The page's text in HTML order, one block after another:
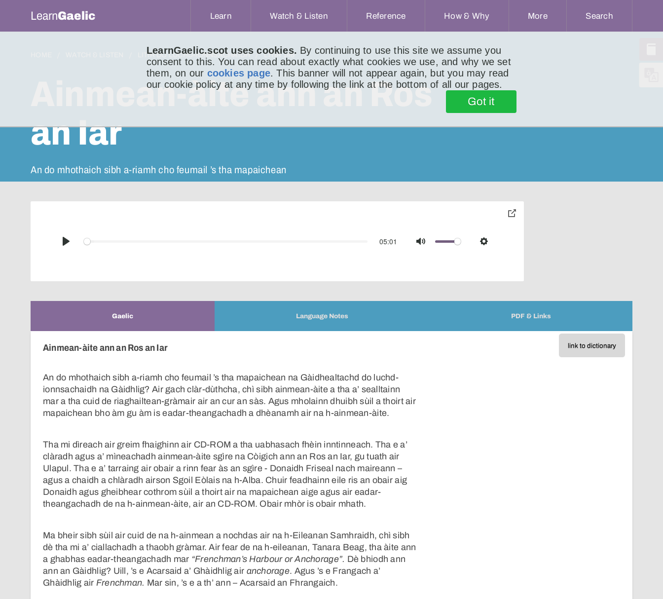
LearnGaelic.scot uses cookies. By continuing to use this site we assume you
consent to this. You can read about exactly what cookies we use, and why we set
them, on our cookies page. This banner will not appear again, but you may read
our cookie policy at any time by following the link at the bottom of all our pages.
Got it
LearnGaelic Learn Watch & Listen Reference How & Why More Search
LITIR DO LUCHD-IONNSACHAIDH LITIR 146
Ainmean-àite ann an Ros
an Iar
An do mhothaich sibh a-riamh cho feumail ’s tha mapaichean
Play
05:01
Mute Settings
toggle
Gaelic Language Notes PDF & Links
link to dictionary
Ainmean-àite ann an Ros an Iar
An do mhothaich sibh a-riamh cho feumail ’s tha mapaichean na Gàidhealtachd do luchd-
ionnsachaidh na Gàidhlig? Air gach clàr-dùthcha, chì sibh ainmean-àite a tha a’ sealltainn
mar a tha cuid de riaghailtean-gràmair air an cur an sàs. Agus mholainn dhuibh sùil a thoirt air
mapaichean bho àm gu àm is eadar-theangachadh a dhèanamh air na h-ainmean-àite.
Tha mi dìreach air greim fhaighinn air CD-ROM a tha uabhasach fhèin inntinneach. Tha e a’
clàradh agus a’ mìneachadh ainmean-àite sgìre na Còigich ann an Ros an Iar, gu tuath air
Ulapul. Tha e a’ tarraing air obair a rinn fear às an sgìre - Donaidh Friseal nach maireann –
agus a chaidh a chlàradh airson Sgoil Eòlais na h-Alba. Chuir feadhainn eile ris an obair aig
Donaidh agus gheibhear cothrom sùil a thoirt air na mapaichean aige agus air eadar-
theangachadh de na h-ainmean-àite, air an CD-ROM. Obair mhòr is obair mhath.
Ma bheir sibh sùil air cuid de na h-ainmean a nochdas air na h-Eileanan Samhraidh, chì sibh
dè tha mi a’ ciallachadh a thaobh gràmar. Air fear de na h-eileanan, Tanara Beag, tha àite ann
a ghabhas eadar-theangachadh mar “Frenchman’s Harbour or Anchorage”. Dè bhiodh ann
ann an Gàidhlig? Uill, ’s e Acarsaid a’ Ghàidhlig air anchorage. Agus ’s e Frangach a’
Ghàidhlig air Frenchman. Mar sin, ’s e a th’ ann – Acarsaid an Fhrangaich.